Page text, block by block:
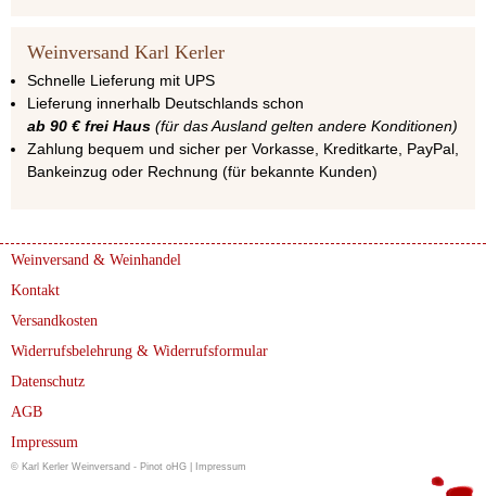
Weinversand Karl Kerler
Schnelle Lieferung mit UPS
Lieferung innerhalb Deutschlands schon
ab 90 € frei Haus (für das Ausland gelten andere Konditionen)
Zahlung bequem und sicher per Vorkasse, Kreditkarte, PayPal,
Bankeinzug oder Rechnung (für bekannte Kunden)
Weinversand & Weinhandel
Kontakt
Versandkosten
Widerrufsbelehrung & Widerrufsformular
Datenschutz
AGB
Impressum
© Karl Kerler Weinversand - Pinot oHG | Impressum